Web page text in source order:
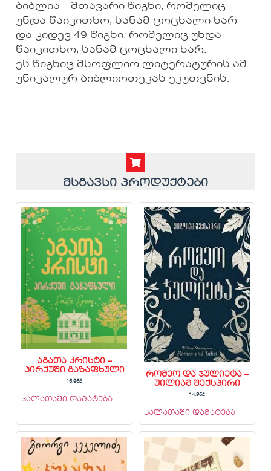
ბიბლია _ მთავარი წიგნი, რომელიც
უნდა წაიკითხო, სანამ ცოცხალი ხარ
და კიდევ 49 წიგნი, რომელიც უნდა
წაიკითხო, სანამ ცოცხალი ხარ.
ეს წიგნიც მსოფლიო ლიტერატურის ამ
უნიკალურ ბიბლიოთეკას ეკუთვნის.
მსგავსი პროდუქტები
აგათა კრისტი –
პირქუში გაზაფხული
15.95₾
კალათაში დამატება
რომეო და ჯულიეტა –
უილიამ შექსპირი
14.95₾
კალათაში დამატება